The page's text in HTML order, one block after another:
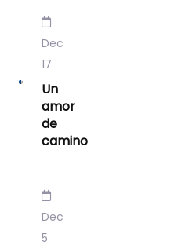
Dec
17
Un
amor
de
camino
Dec
5